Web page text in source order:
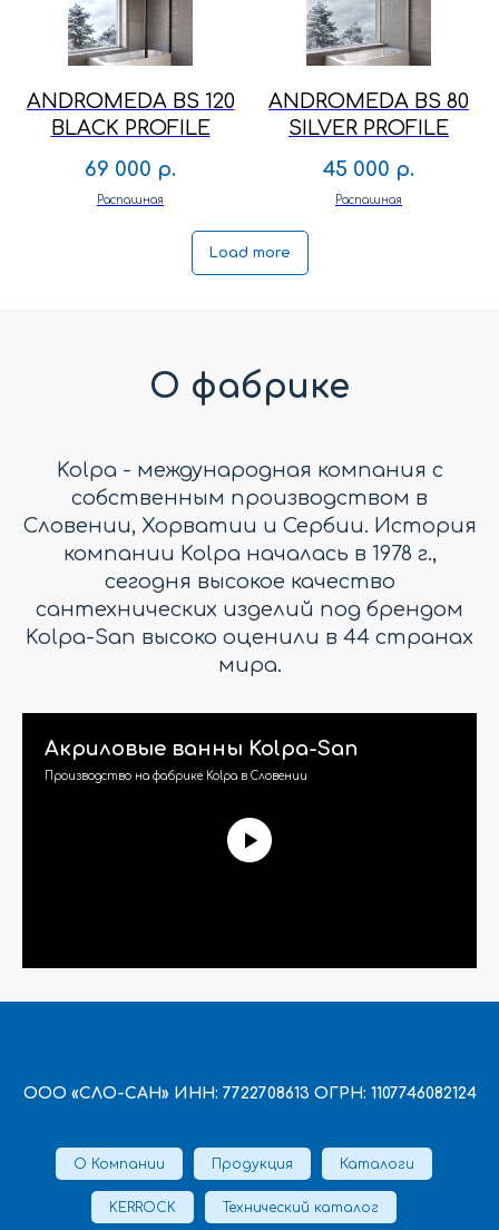
ANDROMEDA BS 120
BLACK PROFILE
69 000 р.
Распашная
ANDROMEDA BS 80
SILVER PROFILE
45 000 р.
Распашная
Load more
О фабрике
Kolpa - международная компания с
собственным производством в
Словении, Хорватии и Сербии. История
компании Kolpa началась в 1978 г.,
сегодня высокое качество
сантехнических изделий под брендом
Kolpa-San высоко оценили в 44 странах
мира.
Акриловые ванны Kolpa-San
Производство на фабрике Kolpa в Словении
ООО «СЛО-САН» ИНН: 7722708613 ОГРН: 1107746082124
О Компании Продукция Каталоги
KERROCK Технический каталог